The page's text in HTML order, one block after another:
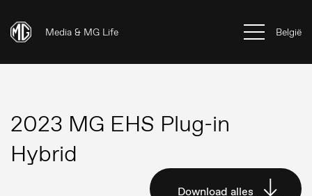
Media & MG Life België
2023 MG EHS Plug-in
Hybrid
Download alles